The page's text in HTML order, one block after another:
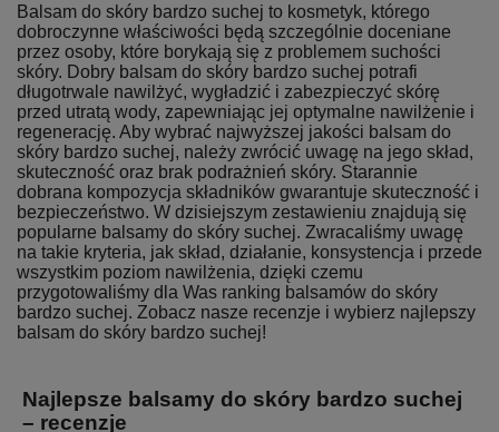
Balsam do skóry bardzo suchej to kosmetyk, którego
dobroczynne właściwości będą szczególnie doceniane
przez osoby, które borykają się z problemem suchości
skóry. Dobry balsam do skóry bardzo suchej potrafi
długotrwale nawilżyć, wygładzić i zabezpieczyć skórę
przed utratą wody, zapewniając jej optymalne nawilżenie i
regenerację. Aby wybrać najwyższej jakości balsam do
skóry bardzo suchej, należy zwrócić uwagę na jego skład,
skuteczność oraz brak podrażnień skóry. Starannie
dobrana kompozycja składników gwarantuje skuteczność i
bezpieczeństwo. W dzisiejszym zestawieniu znajdują się
popularne balsamy do skóry suchej. Zwracaliśmy uwagę
na takie kryteria, jak skład, działanie, konsystencja i przede
wszystkim poziom nawilżenia, dzięki czemu
przygotowaliśmy dla Was ranking balsamów do skóry
bardzo suchej. Zobacz nasze recenzje i wybierz najlepszy
balsam do skóry bardzo suchej!
Najlepsze balsamy do skóry bardzo suchej
– recenzje